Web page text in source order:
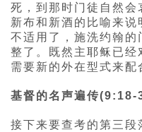
死，到那时门徒自然会
新布和新酒的比喻来
不适用了，施洗约翰的
整了。既然主耶稣已
需要新的外在型式来配
基督的名声遍传(9:18-
接下来要查考的第三